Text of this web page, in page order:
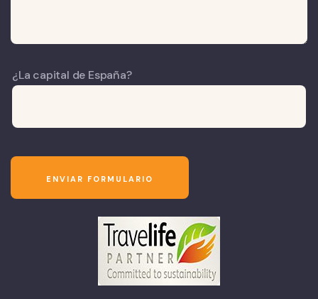
¿La capital de España?